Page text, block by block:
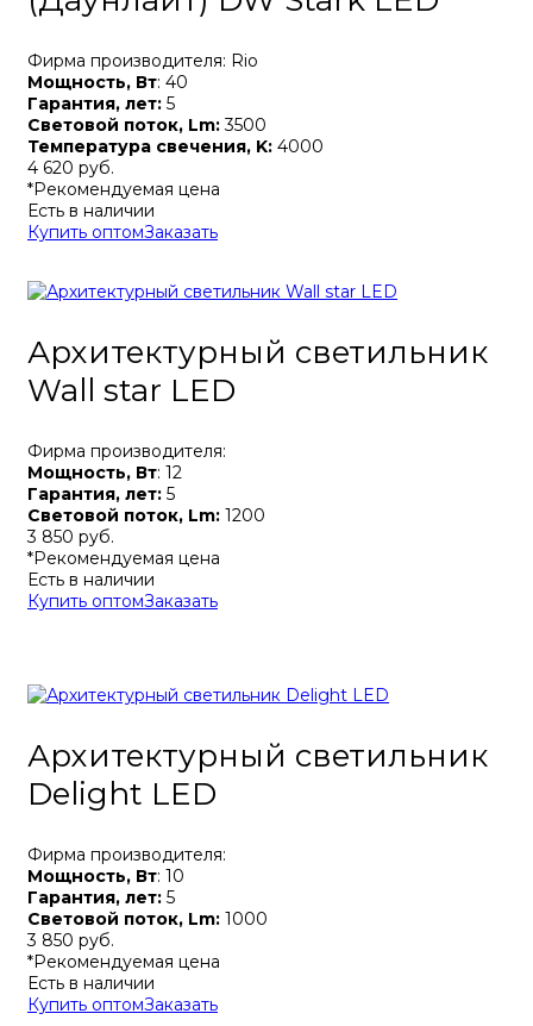
Фирма производителя: Rio
Мощность, Вт: 40
Гарантия, лет: 5
Световой поток, Lm:3500
Температура свечения, K: 4000
4 620 руб.
*Рекомендуемая цена
Есть в наличии
Купить оптомЗаказать
Архитектурный светильник
Wall star LED
Фирма производителя:
Мощность, Вт: 12
Гарантия, лет: 5
Световой поток, Lm: 1200
3 850 руб.
*Рекомендуемая цена
Есть в наличии
Купить оптомЗаказать
Архитектурный светильник
Delight LED
Фирма производителя:
Мощность, Вт: 10
Гарантия, лет: 5
Световой поток, Lm: 1000
3 850 руб.
*Рекомендуемая цена
Есть в наличии
Купить оптомЗаказать